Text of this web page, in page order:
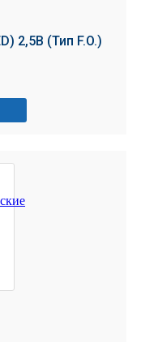
2,5В (Тип F.O.)